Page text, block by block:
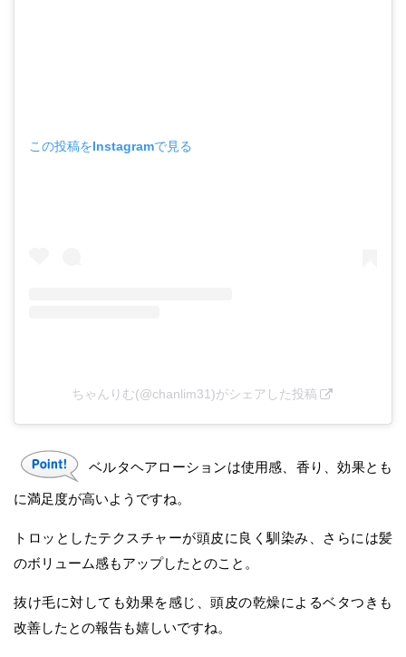
この投稿をInstagramで見る
ちゃんりむ(@chanlim31)がシェアした投稿
ベルタヘアローションは使用感、香り、効果とも
に満足度が高いようですね。
トロッとしたテクスチャーが頭皮に良く馴染み、さらには髪
のボリューム感もアップしたとのこと。
抜け毛に対しても効果を感じ、頭皮の乾燥によるベタつきも
改善したとの報告も嬉しいですね。